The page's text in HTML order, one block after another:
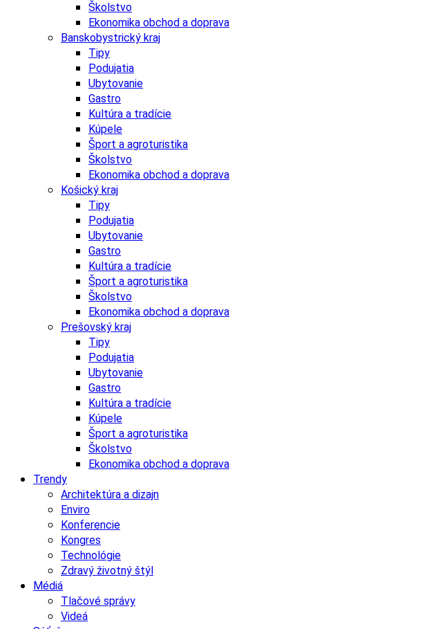
Školstvo
Ekonomika obchod a doprava
Banskobystrický kraj
Tipy
Podujatia
Ubytovanie
Gastro
Kultúra a tradície
Kúpele
Šport a agroturistika
Školstvo
Ekonomika obchod a doprava
Košický kraj
Tipy
Podujatia
Ubytovanie
Gastro
Kultúra a tradície
Šport a agroturistika
Školstvo
Ekonomika obchod a doprava
Prešovský kraj
Tipy
Podujatia
Ubytovanie
Gastro
Kultúra a tradície
Kúpele
Šport a agroturistika
Školstvo
Ekonomika obchod a doprava
Trendy
Architektúra a dizajn
Enviro
Konferencie
Kongres
Technológie
Zdravý životný štýl
Médiá
Tlačové správy
Videá